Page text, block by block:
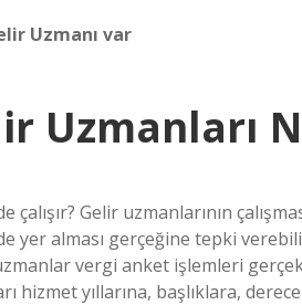
Uzmanı var
Uzmanları
çalışır? Gelir uzmanlarının
yer alması gerçeğine tepki
vergi anket işlemleri
hizmet yıllarına, başlıklara,